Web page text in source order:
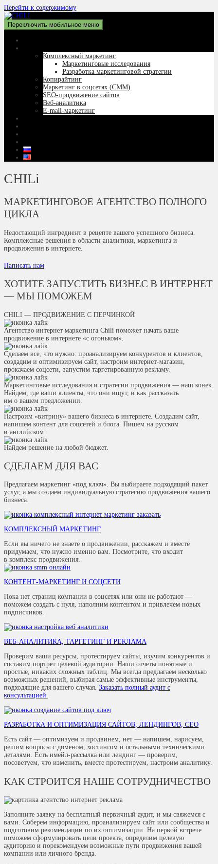
Перейти к содержимому
Переключить мобильное меню
Комплексный маркетинг
Маркетинговые исследования
Разработка маркетинговой стратегии
Копирайтинг
Маркетинг в соцсетях (СММ)
SEO-продвижение сайтов
Веб-аналитика
E-mail-маркетинг
CHILi
МАРКЕТИНГОВОЕ АГЕНТСТВО ПОЛНОГО
ЦИКЛА
Недостающий ингредиент в рецепте вашего успешного бизнеса.
Комплексные решения в области аналитики, маркетинга и
продвижения в интернете.
Написать нам
ХОТИТЕ ЗАПУСТИТЬ БИЗНЕС В ИНТЕРНЕТ
— МЫ ПОМОЖЕМ
CHILI — ПРОДВИЖЕНИЕ С ПЕРЧИНКОЙ
Агентство интернет маркетинга Chili поможет начать ваше
продвижение в интернете «с огоньком».
Сделаем все, что нужно: проанализируем конкурентов и клиентов,
создадим и оптимизируем сайт, настроим интернет-магазин,
прокачаем соцсети, запустим таргетированную рекламу.
Маркетинговые исследования и стратегии продвижения — наш конек.
Найдем, где ваши клиенты, что они ищут, и как рассказать
им о вашем предложении.
Настроим «витрину» вашего бизнеса в интернете. Создадим сайт,
напишем контент для соцсетей и блога. Пишем на русском
и английском.
Найдем решение на любой бюджет.
СДЕЛАЕМ ДЛЯ ВАС
Предлагаем маркетинг «под ключ». Вы выбираете подходящий пакет
услуг, а мы создаем индивидуальную стратегию продвижения вашего
бизнеса.
КОМПЛЕКСНЫЙ МАРКЕТИНГ
Если вы ничего не знаете о продвижении, расскажем и вместе
придумаем, что нужно именно вам. Посмотрите, что входит
в комплекс продвижения.
КОНТЕНТ-МАРКЕТИНГ И СОЦСЕТИ
Пока нет страниц компании в соцсетях или они не работают —
поможем создать с нуля, наполним контентом и привлечем новых
подписчиков.
ВЕБ-АНАЛИТИКА, ТАРГЕТИНГ И РЕКЛАМА
Проверим ваши ресурсы, протестируем сайты, изучим конкурентов и
составим портрет целевой аудитории. Наши отчеты понятные и
простые, никаких сложных таблиц. Мы всегда предлагаем несколько
возможных решений, выбирая самые эффективные инструменты,
подходящие для вашего случая. Заказать полный аудит с
консультацией.
РАЗРАБОТКА И ОПТИМИЗАЦИЯ САЙТОВ, ЛЕНДИНГОВ, СЕО
Есть сайт — оптимизуем и продвинем, нет — напишем, нарисуем,
решим вопросы с доменом, хостингом и остальными техническими
деталями. Есть имейл-рассылка или лендинг — проверим,
посоветуем, что изменить, вместе протестируем, настроим аналитику.
КАК СТРОИТСЯ НАШЕ СОТРУДНИЧЕСТВО
Заполните заявку на бесплатный первичный аудит, и мы свяжемся с
вами. Соберем информацию, проанализируем сайт или сообщества и
подготовим рекомендации по их оптимизации. На первой встрече
поможем сформулировать цели проекта, определим целевую
аудиторию и порекомендуем возможные пути продвижения вашей
компании или личного бренда.